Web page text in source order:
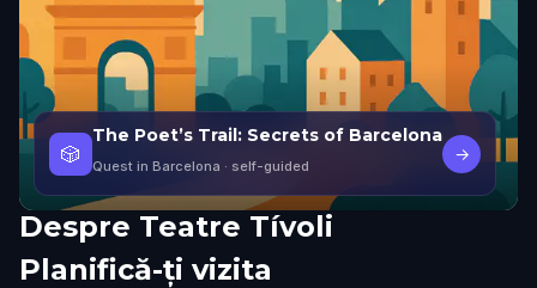
🎲
The Poet’s Trail: Secrets of Barcelona
Quest in Barcelona · self-guided
→
Despre Teatre Tívoli
Planifică-ți vizita